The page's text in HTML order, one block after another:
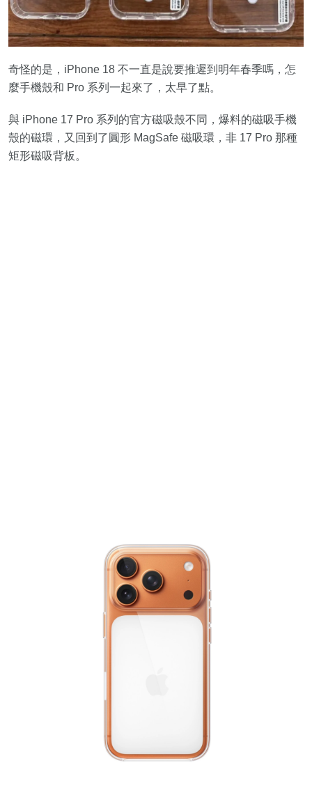
奇怪的是，iPhone 18 不一直是說要推遲到明年春季嗎，怎
麼手機殼和 Pro 系列一起來了，太早了點。
與 iPhone 17 Pro 系列的官方磁吸殼不同，爆料的磁吸手機
殼的磁環，又回到了圓形 MagSafe 磁吸環，非 17 Pro 那種
矩形磁吸背板。